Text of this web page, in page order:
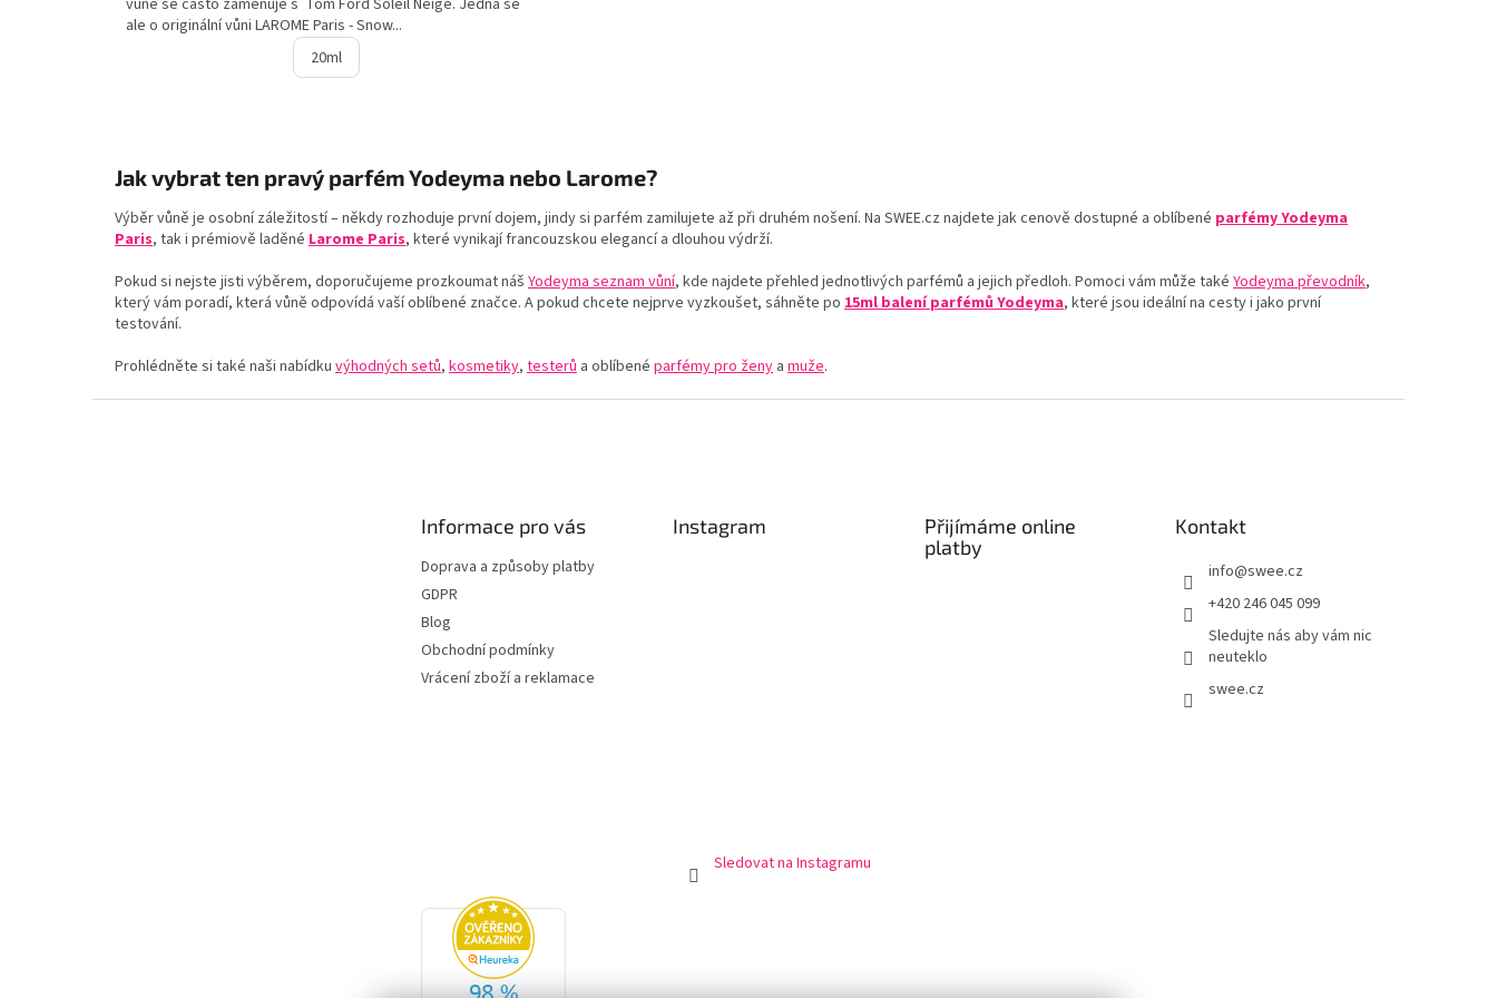
vůně se často zaměňuje s Tom Ford Soleil Neige. Jedná se
ale o originální vůni LAROME Paris - Snow...
20ml
á
d
a
í
p
v
k
y
u
Jak vybrat ten pravý parfém Yodeyma nebo Larome?
Výběr vůně je osobní záležitostí – někdy rozhoduje první dojem, jindy si parfém zamilujete až při druhém nošení. Na SWEE.cz najdete jak cenově dostupné a oblíbené parfémy Yodeyma
Paris, tak i prémiově laděné Larome Paris, které vynikají francouzskou elegancí a dlouhou výdrží.
Pokud si nejste jisti výběrem, doporučujeme prozkoumat náš Yodeyma seznam vůní, kde najdete přehled jednotlivých parfémů a jejich předloh. Pomoci vám může také Yodeyma převodník,
který vám poradí, která vůně odpovídá vaší oblíbené značce. A pokud chcete nejprve vyzkoušet, sáhněte po 15ml balení parfémů Yodeyma, které jsou ideální na cesty i jako první
testování.
Prohlédněte si také naši nabídku výhodných setů, kosmetiky, testerů a oblíbené parfémy pro ženy a muže.
Informace pro vás
Doprava a způsoby platby
GDPR
Blog
Obchodní podmínky
Vrácení zboží a reklamace
Instagram
Sledovat na Instagramu
Přijímáme online
platby
Kontakt
info@swee.cz
+420 246 045 099
Sledujte nás aby vám nic
neuteklo
swee.cz